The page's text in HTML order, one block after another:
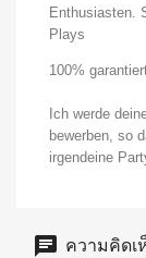
Enthusiasten.
Plays
100%
Ich werde
bewerben, so
irgendeine
ความคิดเ